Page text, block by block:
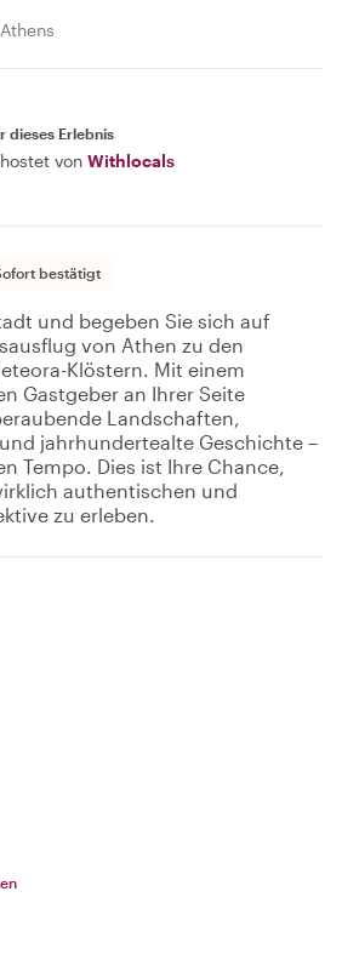
Athens
dieses Erlebnis
von Withlocals
bestätigt
und begeben Sie sich auf
von Athen zu den
Klöstern. Mit einem
Gastgeber an Ihrer Seite
Landschaften,
jahrhundertealte Geschichte –
Tempo. Dies ist Ihre Chance,
authentischen und
zu erleben.